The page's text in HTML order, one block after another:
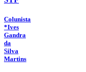
Colunista
*Ives
Gandra
da
Silva
Martins